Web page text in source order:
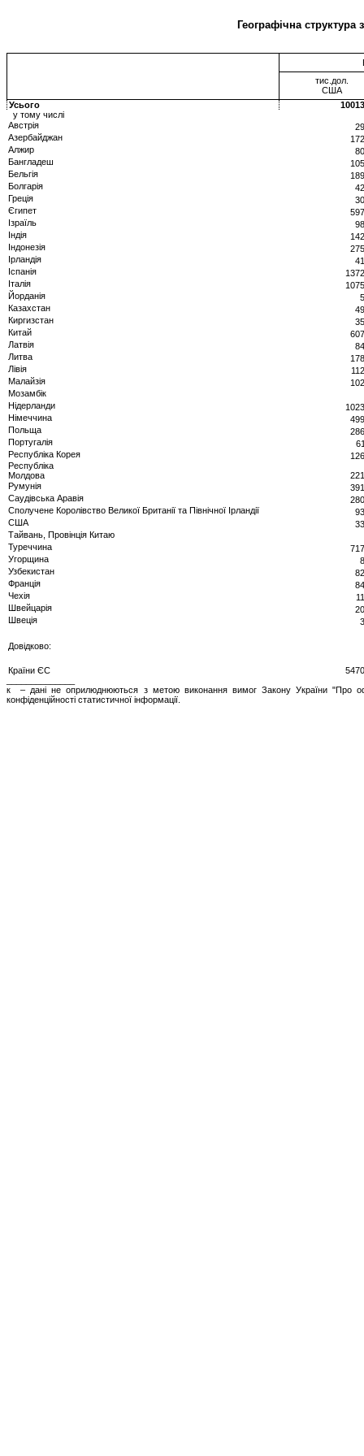
Географічна структура
тис.дол.
США
Усього
у тому числі
Австрія
Азербайджан
Алжир
Бангладеш
Бельгія
Болгарія
Греція
Єгипет
Ізраїль
Iндія
Індонезія
Ірландія
Iспанія
Iталія
Йорданія
Казахстан
Киргизстан
Китай
Латвія
Литва
Лівія
Малайзія
Мозамбік
Нідерланди
Німеччина
Польща
Португалія
Республіка Корея
Республіка
Молдова
Румунія
Саудівська Аравія
Сполучене Королівство Великої Британії та Північної Ірландії
США
Тайвань, Провінція Китаю
Туреччина
Угорщина
Узбекистан
Франція
Чехія
Швейцарія
Швеція
Довідково:
Країни ЄС
к – дані не оприлюднюються з метою виконання вимог Закону України "Про
конфіденційності статистичної інформації.